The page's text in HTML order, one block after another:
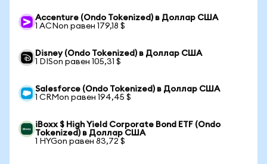
Accenture (Ondo Tokenized) в Доллар США
1 ACNon равен 179,18 $
Disney (Ondo Tokenized) в Доллар США
1 DISon равен 105,31 $
Salesforce (Ondo Tokenized) в Доллар США
1 CRMon равен 194,45 $
iBoxx $ High Yield Corporate Bond ETF (Ondo
Tokenized) в Доллар США
1 HYGon равен 83,72 $